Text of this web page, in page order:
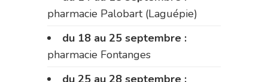
pharmacie Palobart (Laguépie)
du 18 au 25 septembre :
pharmacie Fontanges
du 25 au 28 septembre :